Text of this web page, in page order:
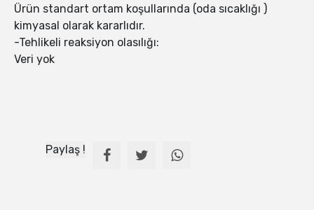
Ürün standart ortam koşullarında (oda sıcaklığı )
kimyasal olarak kararlıdır.
-Tehlikeli reaksiyon olasılığı:
Veri yok
Paylaş !